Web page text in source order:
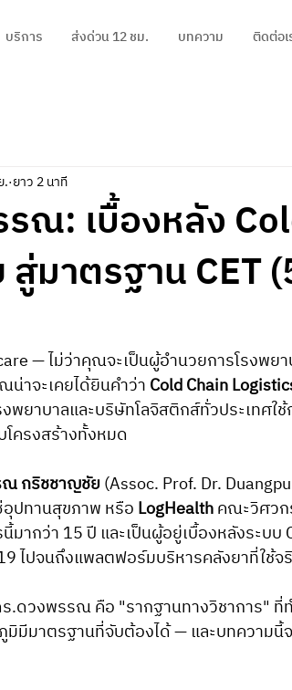
บริการ ส่งด่วน 12 ชม. บทความ ติดต่อเ
ณ: เบื้องหลัง
สู่มาตรฐาน CET
. ยาว 2 นาที
— ไม่ว่าคุณจะเป็นผู้อำนวยการโรงพย
าจะเคยได้ยินคำว่า Cold Chain
งพยาบาลและบริษัทโลจิสติกส์ทั่วประเท
ครงสร้างทั้งหมด
ณ กริชชาญชัย (Assoc. Prof. Dr.
ปทานสุขภาพ หรือ LogHealth คณะวิศวก
ากว่า 15 ปี และเป็นผู้อยู่เบื้องหลังระบบ
ไปจนถึงแพลตฟอร์มบริหารคลังยาที่ใช้จ
ร.ดวงพรรณ คือ "รากฐานทางวิชาการ" ที่
มีมาตรฐานที่จับต้องได้ — และบทความนี้